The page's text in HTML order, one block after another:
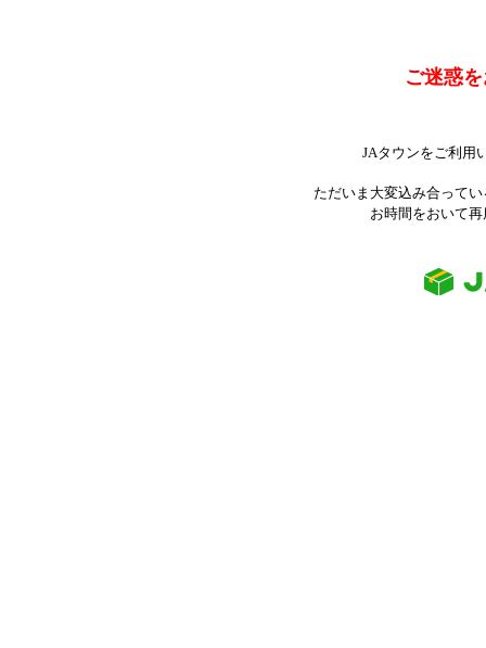
ご迷惑
JAタウンをご利用
ただいま大変込み合って
お時間をおいて